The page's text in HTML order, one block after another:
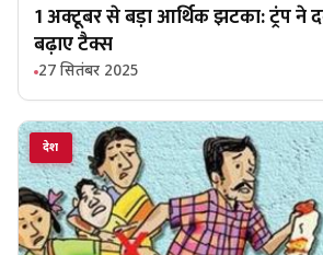
1 अक्टूबर से बड़ा आर्थिक झटका: ट्रंप ने
बढ़ाए टैक्स
27 सितंबर 2025
देश